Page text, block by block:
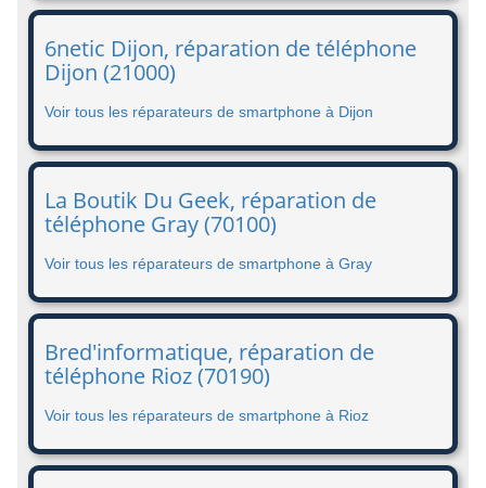
6netic Dijon, réparation de téléphone
Dijon (21000)
Voir tous les réparateurs de smartphone à Dijon
La Boutik Du Geek, réparation de
téléphone Gray (70100)
Voir tous les réparateurs de smartphone à Gray
Bred'informatique, réparation de
téléphone Rioz (70190)
Voir tous les réparateurs de smartphone à Rioz